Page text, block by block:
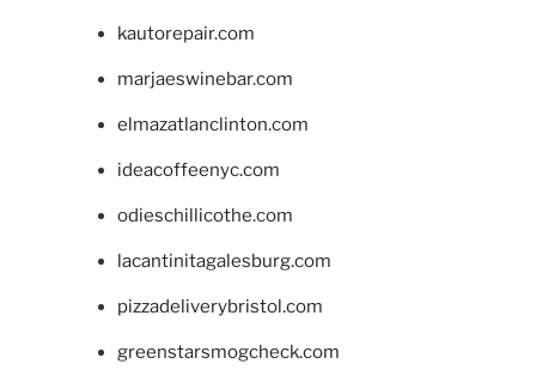
kautorepair.com
marjaeswinebar.com
elmazatlanclinton.com
ideacoffeenyc.com
odieschillicothe.com
lacantinitagalesburg.com
pizzadeliverybristol.com
greenstarsmogcheck.com